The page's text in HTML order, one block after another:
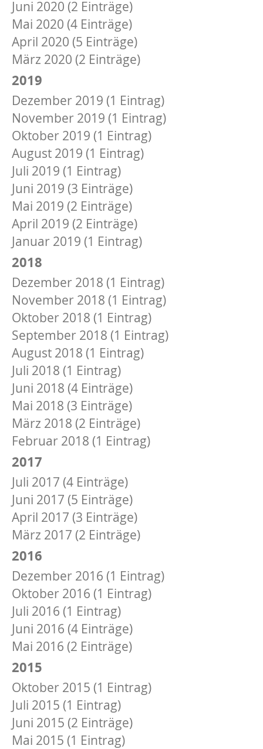
Juni 2020 (2 Einträge)
Mai 2020 (4 Einträge)
April 2020 (5 Einträge)
März 2020 (2 Einträge)
2019
Dezember 2019 (1 Eintrag)
November 2019 (1 Eintrag)
Oktober 2019 (1 Eintrag)
August 2019 (1 Eintrag)
Juli 2019 (1 Eintrag)
Juni 2019 (3 Einträge)
Mai 2019 (2 Einträge)
April 2019 (2 Einträge)
Januar 2019 (1 Eintrag)
2018
Dezember 2018 (1 Eintrag)
November 2018 (1 Eintrag)
Oktober 2018 (1 Eintrag)
September 2018 (1 Eintrag)
August 2018 (1 Eintrag)
Juli 2018 (1 Eintrag)
Juni 2018 (4 Einträge)
Mai 2018 (3 Einträge)
März 2018 (2 Einträge)
Februar 2018 (1 Eintrag)
2017
Juli 2017 (4 Einträge)
Juni 2017 (5 Einträge)
April 2017 (3 Einträge)
März 2017 (2 Einträge)
2016
Dezember 2016 (1 Eintrag)
Oktober 2016 (1 Eintrag)
Juli 2016 (1 Eintrag)
Juni 2016 (4 Einträge)
Mai 2016 (2 Einträge)
2015
Oktober 2015 (1 Eintrag)
Juli 2015 (1 Eintrag)
Juni 2015 (2 Einträge)
Mai 2015 (1 Eintrag)